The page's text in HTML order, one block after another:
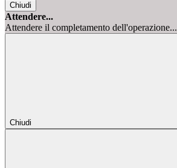
Chiudi
Attendere...
Attendere il completamento dell'operazione...
Chiudi